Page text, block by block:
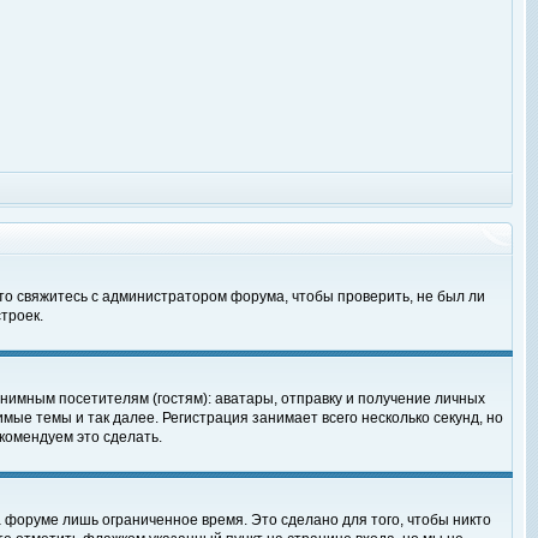
свяжитесь с администратором форума, чтобы проверить, не был ли
посетителям (гостям): аватары, отправку и получение личных
темы и так далее. Регистрация занимает всего несколько секунд, но
это сделать.
лишь ограниченное время. Это сделано для того, чтобы никто